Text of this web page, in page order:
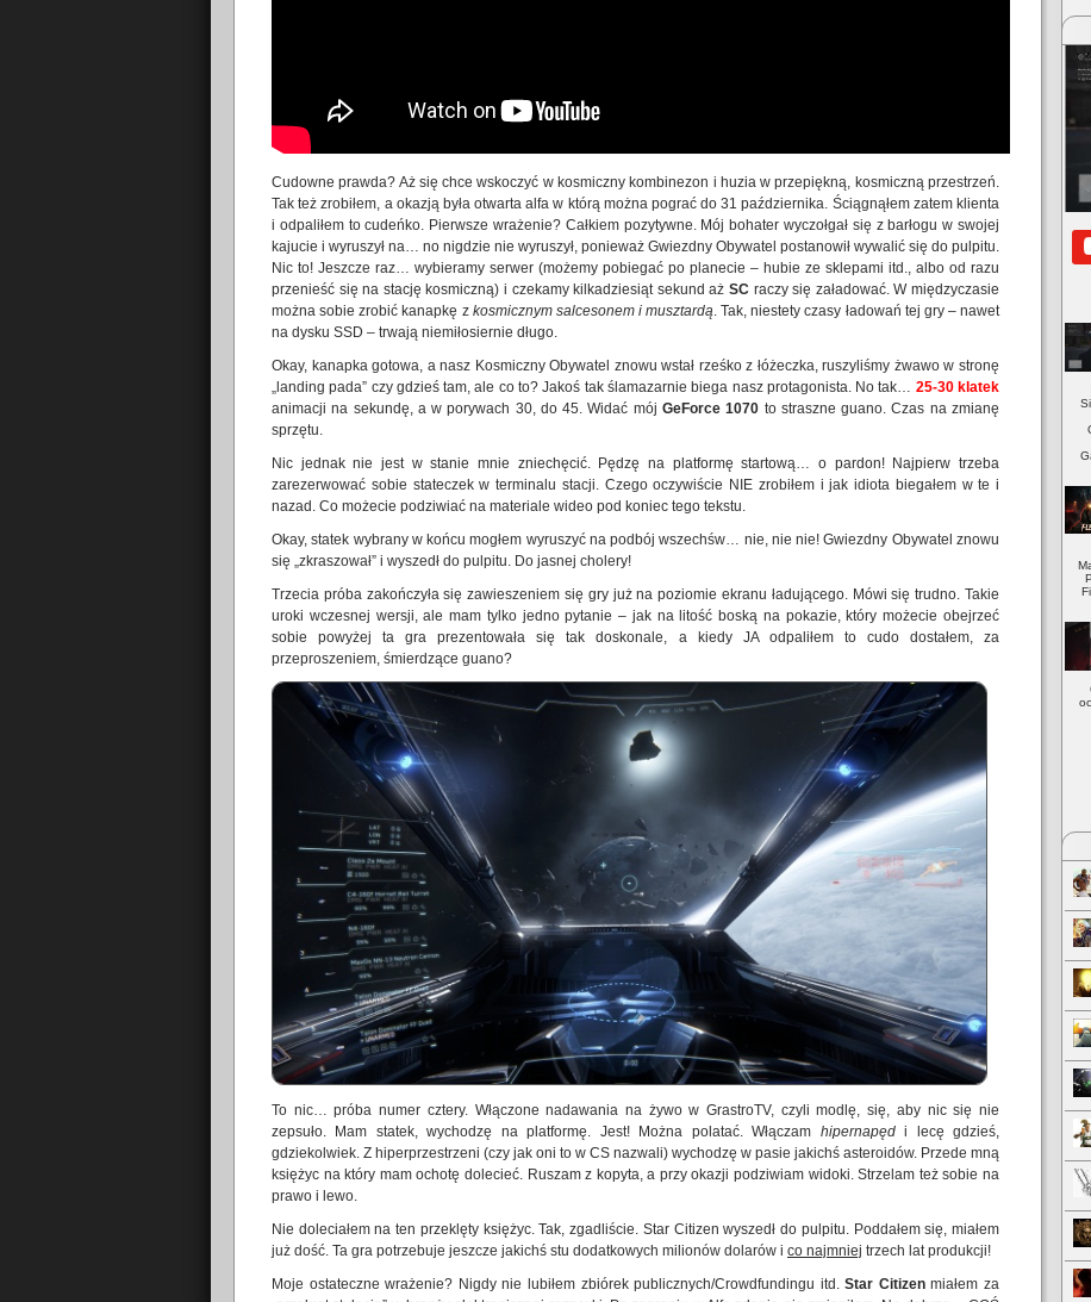
Cudowne prawda? Aż się chce wskoczyć w kosmiczny kombinezon i huzia w przepiękną, kosmiczną przestrzeń.
Tak też zrobiłem, a okazją była otwarta alfa w którą można pograć do 31 października. Ściągnąłem zatem klienta
i odpaliłem to cudeńko. Pierwsze wrażenie? Całkiem pozytywne. Mój bohater wyczołgał się z barłogu w swojej
kajucie i wyruszył na… no nigdzie nie wyruszył, ponieważ Gwiezdny Obywatel postanowił wywalić się do pulpitu.
Nic to! Jeszcze raz… wybieramy serwer (możemy pobiegać po planecie – hubie ze sklepami itd., albo od razu
przenieść się na stację kosmiczną) i czekamy kilkadziesiąt sekund aż SC raczy się załadować. W międzyczasie
można sobie zrobić kanapkę z kosmicznym salcesonem i musztardą. Tak, niestety czasy ładowań tej gry – nawet
na dysku SSD – trwają niemiłosiernie długo.
Okay, kanapka gotowa, a nasz Kosmiczny Obywatel znowu wstał rześko z łóżeczka, ruszyliśmy żwawo w stronę
„landing pada” czy gdzieś tam, ale co to? Jakoś tak ślamazarnie biega nasz protagonista. No tak… 25-30 klatek
animacji na sekundę, a w porywach 30, do 45. Widać mójGeForce 1070 to straszne guano. Czas na zmianę
sprzętu.
Nic jednak nie jest w stanie mnie zniechęcić. Pędzę na platformę startową… o pardon! Najpierw trzeba
zarezerwować sobie stateczek w terminalu stacji. Czego oczywiście NIE zrobiłem i jak idiota biegałem w te i
nazad. Co możecie podziwiać na materiale wideo pod koniec tego tekstu.
Okay, statek wybrany w końcu mogłem wyruszyć na podbój wszechśw… nie, nie nie! Gwiezdny Obywatel znowu
się „zkraszował” i wyszedł do pulpitu. Do jasnej cholery!
Trzecia próba zakończyła się zawieszeniem się gry już na poziomie ekranu ładującego. Mówi się trudno. Takie
uroki wczesnej wersji, ale mam tylko jedno pytanie – jak na litość boską na pokazie, który możecie obejrzeć
sobie powyżej ta gra prezentowała się tak doskonale, a kiedy JA odpaliłem to cudo dostałem, za
przeproszeniem, śmierdzące guano?
To nic… próba numer cztery. Włączone nadawania na żywo w GrastroTV, czyli modlę, się, aby nic się nie
zepsuło. Mam statek, wychodzę na platformę. Jest! Można polatać. Włączam hipernapędi lecę gdzieś,
gdziekolwiek. Z hiperprzestrzeni (czy jak oni to w CS nazwali) wychodzę w pasie jakichś asteroidów. Przede mną
księżyc na który mam ochotę dolecieć. Ruszam z kopyta, a przy okazji podziwiam widoki. Strzelam też sobie na
prawo i lewo.
Nie doleciałem na ten przeklęty księżyc. Tak, zgadliście. Star Citizen wyszedł do pulpitu. Poddałem się, miałem
już dość. Ta gra potrzebuje jeszcze jakichś stu dodatkowych milionów dolarów i co najmniej trzech lat produkcji!
Moje ostateczne wrażenie? Nigdy nie lubiłem zbiórek publicznych/Crowdfundingu itd.Star Citizenmiałem za